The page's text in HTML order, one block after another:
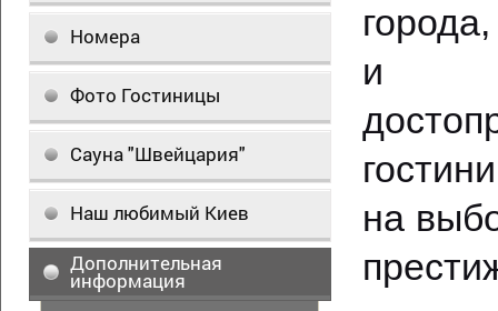
Номера
Фото Гостиницы
Сауна "Швейцария"
Наш любимый Киев
Дополнительная
информация
и
на